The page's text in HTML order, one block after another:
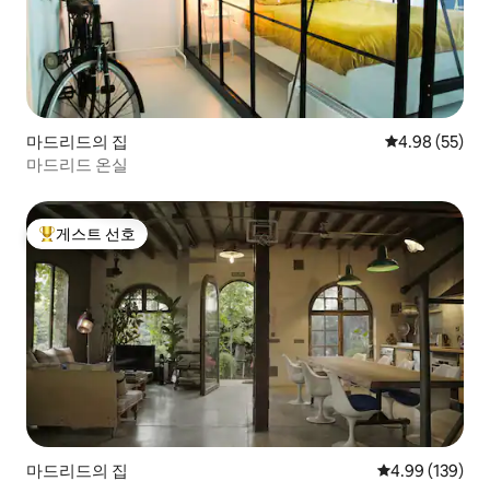
마드리드의 집 평점 4.98점(5
4.98 (55)
마드리드 온실
상위 게스트 선호
게스트 선호
마드리드의 집 평점 4.99점(5
4.99 (139)